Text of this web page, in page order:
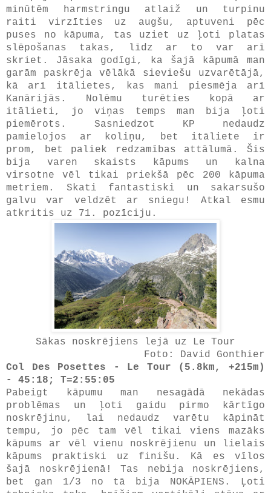
minūtēm harmstringu atlaiž un turpinu
raiti virzīties uz augšu, aptuveni pēc
puses no kāpuma, tas uziet uz ļoti platas
slēpošanas takas, līdz ar to var arī
skriet. Jāsaka godīgi, ka šajā kāpumā man
garām paskrēja vēlākā sieviešu uzvarētājā,
kā arī itālietes, kas mani piesmēja arī
Kanārijās. Nolēmu turēties kopā ar
itālieti, jo viņas temps man bija ļoti
piemērots. Sasniedzot KP nedaudz
pamielojos ar koliņu, bet itāliete ir
prom, bet paliek redzamības attālumā. Šis
bija varen skaists kāpums un kalna
virsotne vēl tikai priekšā pēc 200 kāpuma
metriem. Skati fantastiski un sakarsušo
galvu var veldzēt ar sniegu! Atkal esmu
atkritis uz 71. pozīciju.
Sākas noskrējiens lejā uz Le Tour
Foto: David Gonthier
Col Des Posettes - Le Tour (5.8km, +215m)
- 45:18; T=2:55:05
Pabeigt kāpumu man nesagādā nekādas
problēmas un ļoti gaidu pirmo kārtīgo
noskrējinu, lai nedaudz varētu kāpināt
tempu, jo pēc tam vēl tikai viens mazāks
kāpums ar vēl vienu noskrējienu un lielais
kāpums praktiski uz finišu. Kā es vīlos
šajā noskrējienā! Tas nebija noskrējiens,
bet gan 1/3 no tā bija NOKĀPIENS. Ļoti